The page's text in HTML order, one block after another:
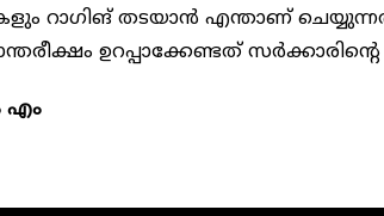
റാ​ഗിങ് തടയാൻ എന്താണ്
ഉറപ്പാക്കേണ്ടത് സർക്കാരിന്റെ
എം